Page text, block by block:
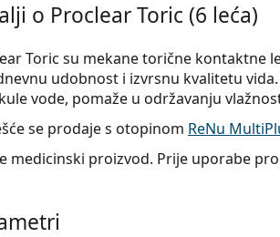
o Proclear Toric (6 leća)
Toric su mekane torične kontaktne
udobnost i izvrsnu kvalitetu
vode, pomaže u održavanju
se prodaje s otopinom ReNu
medicinski proizvod. Prije uporabe